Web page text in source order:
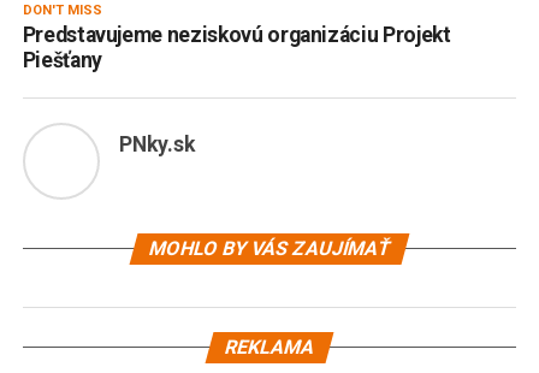
DON'T MISS
Predstavujeme neziskovú organizáciu Projekt
Piešťany
PNky.sk
MOHLO BY VÁS ZAUJÍMAŤ
REKLAMA